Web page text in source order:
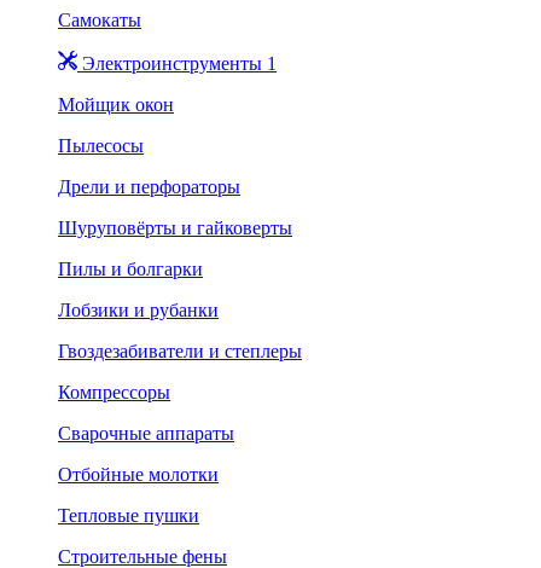
Самокаты
Электроинструменты 1
Мойщик окон
Пылесосы
Дрели и перфораторы
Шуруповёрты и гайковерты
Пилы и болгарки
Лобзики и рубанки
Гвоздезабиватели и степлеры
Компрессоры
Сварочные аппараты
Отбойные молотки
Тепловые пушки
Строительные фены